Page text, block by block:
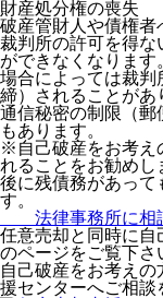
財産処分権の喪失
破産管財人や債権者
裁判所の許可を得な
ができなくなります
場合によっては裁判
締）されることがあ
通信秘密の制限（郵
もあります。
※自己破産をお考え
れることをお勧めし
後に残債務があって
す。
法律事務所に相
任意売却と同時に自
のページをご覧下さ
自己破産をお考え
援センターへご相談